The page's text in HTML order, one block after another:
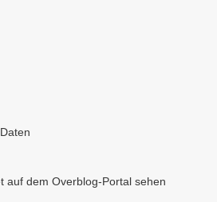
auf dem Overblog-Portal sehen